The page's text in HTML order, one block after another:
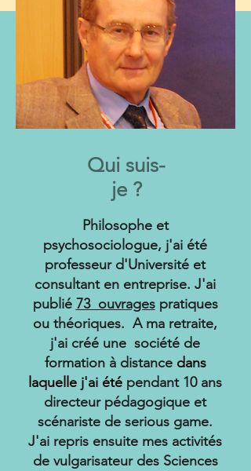
Qui suis-
je ?
Philosophe et
psychosociologue, j'ai été
professeur d'Université et
consultant en entreprise. J'ai
publié 73 ouvragespratiques
ou théoriques. A ma retraite,
j'ai créé une société de
formation à distance dans
laquelle j'ai été pendant 10 ans
directeur pédagogique et
scénariste de serious game.
J'ai repris ensuite mes activités
de vulgarisateur des Sciences